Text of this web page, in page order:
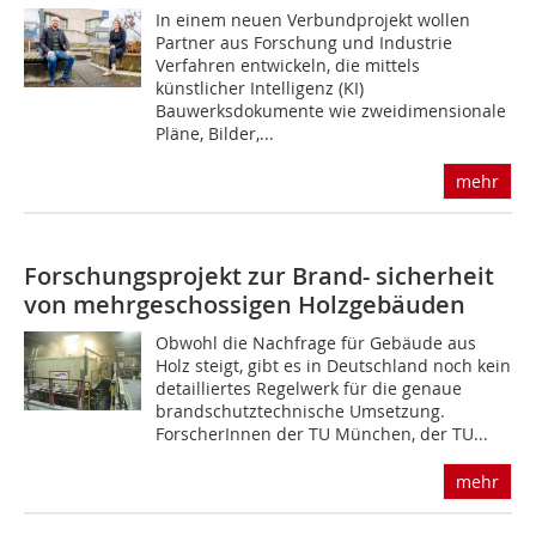
In einem neuen Verbundprojekt wollen
Partner aus Forschung und Industrie
Verfahren entwickeln, die mittels
künstlicher Intelligenz (KI)
Bauwerksdokumente wie zweidimensionale
Pläne, Bilder,...
mehr
Forschungsprojekt zur Brand- s­icherheit
von mehrgeschossigen Holzgebäuden
Obwohl die Nachfrage für Gebäude aus
Holz steigt, gibt es in Deutschland noch kein
detailliertes Regelwerk für die genaue
brandschutztechnische Umsetzung.
ForscherInnen der TU Mün­chen, der TU...
mehr